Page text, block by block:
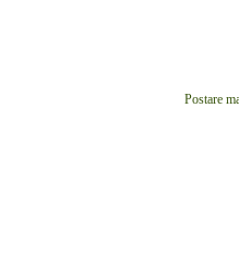
Postare